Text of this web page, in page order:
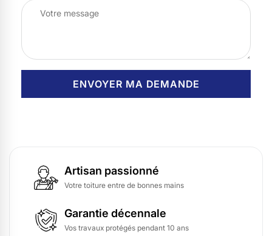
Artisan passionné
Votre toiture entre de bonnes mains
Garantie décennale
Vos travaux protégés pendant 10 ans